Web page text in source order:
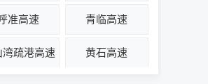
准高速 青临高速
湾疏港高速 黄石高速